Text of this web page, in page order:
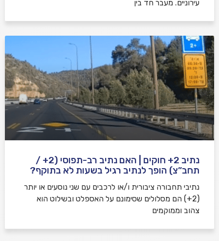
עירוניים. מעבר חד בין
נתיב 2+ חוקים | האם נתיב רב-תפוסי (2+ /
תחב”צ) הופך לנתיב רגיל בשעות לא בתוקף?
נתיבי תחבורה ציבורית ו/או לרכבים עם שני נוסעים או יותר
(2+) הם מסלולים שסימונם על האספלט ובשילוט הוא
צהוב וממוקמים